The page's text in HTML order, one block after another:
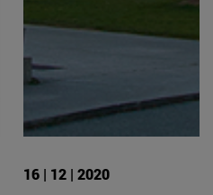
16 | 12 | 2020